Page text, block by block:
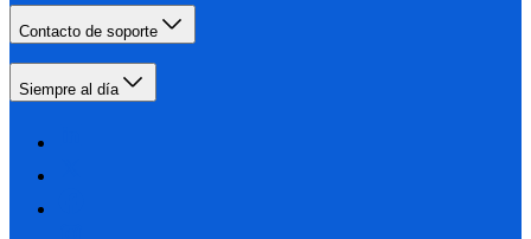
Contacto de soporte
Siempre al día